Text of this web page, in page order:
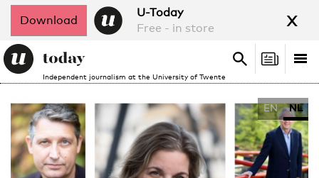
Download
U-Today
Free - in store
x
Independent journalism at the University of Twente
Search
Search
EN NL